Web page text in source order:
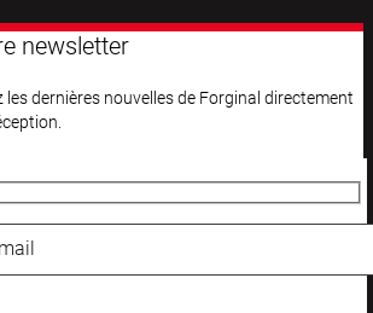
newsletter
les dernières nouvelles de Forginal directement